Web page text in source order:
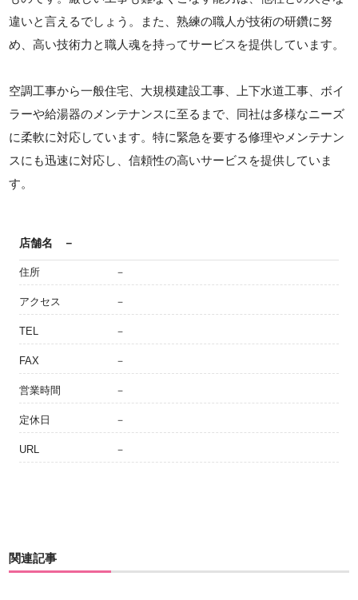
違いと言えるでしょう。また、熟練の職人が技術の研鑽に努
め、高い技術力と職人魂を持ってサービスを提供しています。
空調工事から一般住宅、大規模建設工事、上下水道工事、ボイ
ラーや給湯器のメンテナンスに至るまで、同社は多様なニーズ
に柔軟に対応しています。特に緊急を要する修理やメンテナン
スにも迅速に対応し、信頼性の高いサービスを提供していま
す。
店舗名 －
住所 －
アクセス －
TEL －
FAX －
営業時間 －
定休日 －
URL －
関連記事